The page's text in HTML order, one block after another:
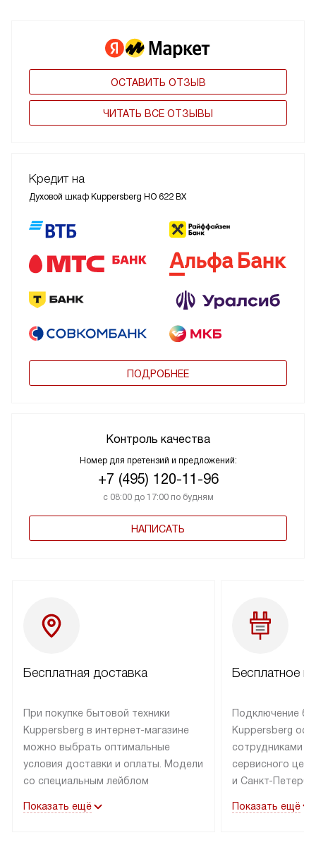
ОСТАВИТЬ ОТЗЫВ
ЧИТАТЬ ВСЕ ОТЗЫВЫ
Кредит на
Духовой шкаф Kuppersberg HO 622 BX
ПОДРОБНЕЕ
Контроль качества
Номер для претензий и предложений:
+7 (495) 120-11-96
с 08:00 до 17:00 по будням
НАПИСАТЬ
Бесплатная доставка
При покупке бытовой техники
Kuppersberg в интернет-магазине
можно выбрать оптимальные
условия доставки и оплаты. Модели
со специальным лейблом
в пределах МКАД до подъезда,
Показать ещё
Бесплатное
Подключение
Kuppersberg
сотрудниками
сервисного
и Санкт-
подключается к
Показать ещё